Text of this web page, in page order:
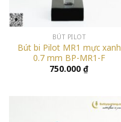
BÚT PILOT
Bút bi Pilot MR1 mực xanh
0.7 mm BP-MR1-F
750.000 ₫